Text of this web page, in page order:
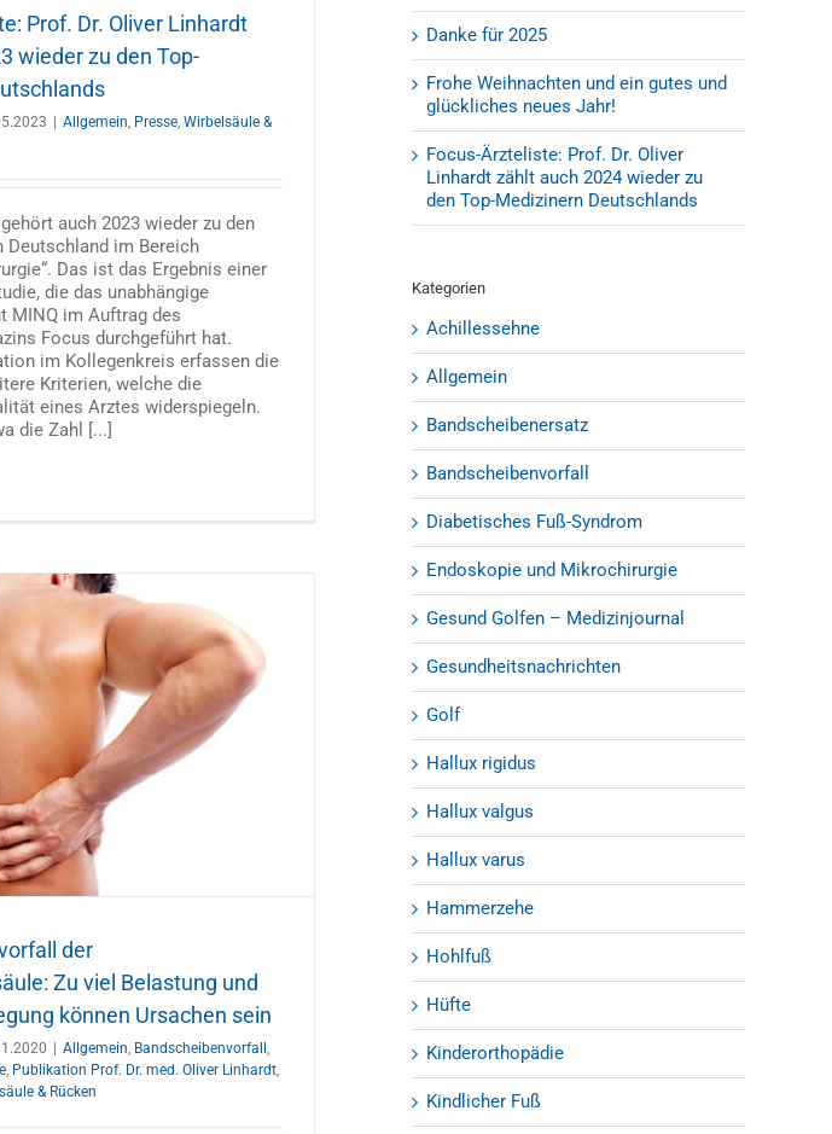
Prof. Dr. Oliver Linhardt
wieder zu den Top-
Allgemein, Presse, Wirbelsäule &
auch 2023 wieder zu den
Deutschland im Bereich
Das ist das Ergebnis einer
die das unabhängige
MINQ im Auftrag des
Focus durchgeführt hat.
im Kollegenkreis erfassen die
Kriterien, welche die
eines Arztes widerspiegeln.
die Zahl [...]
der
Zu viel Belastung und
können Ursachen sein
Allgemein, Bandscheibenvorfall ,
, Publikation Prof. Dr. med. Oliver Linhardt,
& Rücken
Danke für 2025
Frohe Weihnachten und ein gutes und
glückliches neues Jahr!
Focus-Ärzteliste: Prof. Dr. Oliver
Linhardt zählt auch 2024 wieder zu
den Top-Medizinern Deutschlands
Kategorien
Achillessehne
Allgemein
Bandscheibenersatz
Bandscheibenvorfall
Diabetisches Fuß-Syndrom
Endoskopie und Mikrochirurgie
Gesund Golfen – Medizinjournal
Gesundheitsnachrichten
Golf
Hallux rigidus
Hallux valgus
Hallux varus
Hammerzehe
Hohlfuß
Hüfte
Kinderorthopädie
Kindlicher Fuß